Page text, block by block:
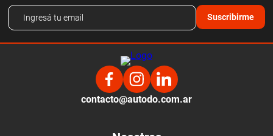
Suscribirme
contacto@autodo.com.ar